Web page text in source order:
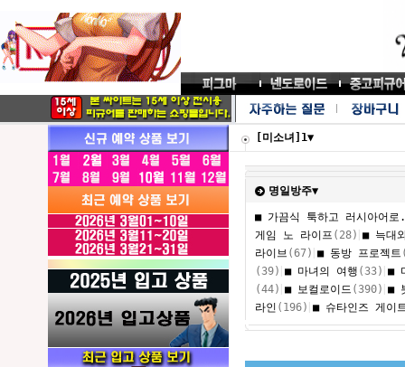
[미소녀]1▼
명일방주▼
■ 가끔식 툭하고 러시아어
게임 노 라이프 (28) ■ 늑대
라이브 (67) ■ 동방 프로젝트
(39) ■ 마녀의 여행 (33) ■
(44) ■ 보컬로이드 (390) ■
라인 (196) ■ 슈타인즈 게이